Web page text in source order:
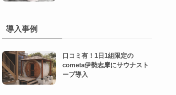
導入事例
口コミ有！1日1組限定の
cometa伊勢志摩にサウナスト
ーブ導入